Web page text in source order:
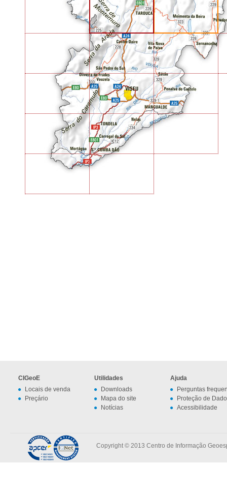
CIGeoE
Locais de venda
Preçário
Utilidades
Downloads
Mapa do site
Notícias
Ajuda
Perguntas
Proteção de
Acessibilidade
Copyright © 2013 Centro de Informação